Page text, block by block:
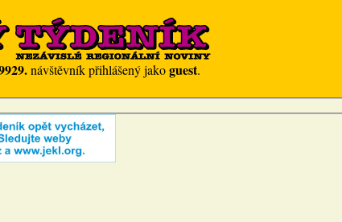
návštěvník přihlášený jakoguest.